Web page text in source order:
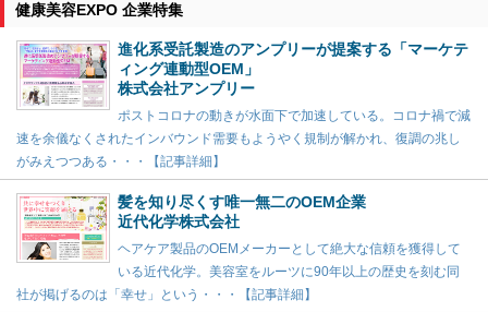
健康美容EXPO 企業特集
進化系受託製造のアンプリーが提案する「マーケテ
ィング連動型OEM」
株式会社アンプリー
ポストコロナの動きが水面下で加速している。コロナ禍で減
速を余儀なくされたインバウンド需要もようやく規制が解かれ、復調の兆し
がみえつつある・・・【記事詳細】
髪を知り尽くす唯一無二のOEM企業
近代化学株式会社
ヘアケア製品のOEMメーカーとして絶大な信頼を獲得して
いる近代化学。美容室をルーツに90年以上の歴史を刻む同
社が掲げるのは「幸せ」という・・・【記事詳細】